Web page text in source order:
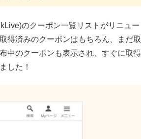
のクーポン一覧リストがリニュー
得済みのクーポンはもちろん、まだ取
中のクーポンも表示され、すぐに取得
した！